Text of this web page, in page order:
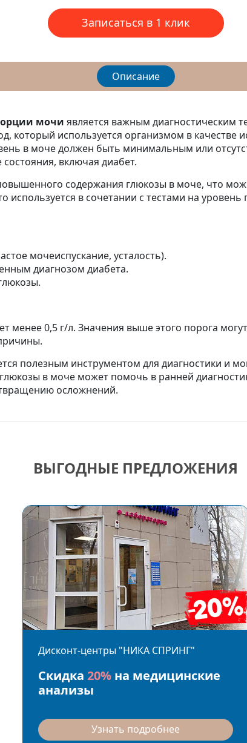
Записаться в 1 клик
Описание
мочи является важным диагностическим
который используется организмом в качестве
в моче должен быть минимальным или
включая диабет.
содержания глюкозы в моче, что
используется в сочетании с тестами на
мочеиспускание, усталость).
диагнозом диабета.
менее 0,5 г/л. Значения выше этого порога
полезным инструментом для диагностики и
в моче может помочь в ранней
осложнений.
ВЫГОДНЫЕ ПРЕДЛОЖЕНИЯ
Дисконт-центры "НИКА СПРИНГ"
Скидка 20%на медицинские
анализы
Узнать подробнее